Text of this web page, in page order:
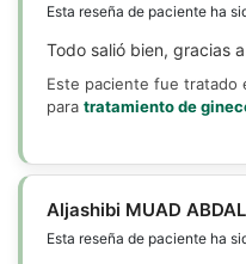
Esta reseña de paciente ha
Todo salió bien, gracias
Este paciente fue tratado
para tratamiento de
Aljashibi MUAD
Esta reseña de paciente ha